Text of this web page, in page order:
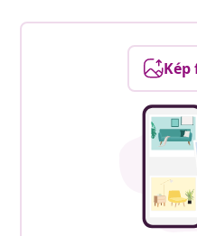
Kép